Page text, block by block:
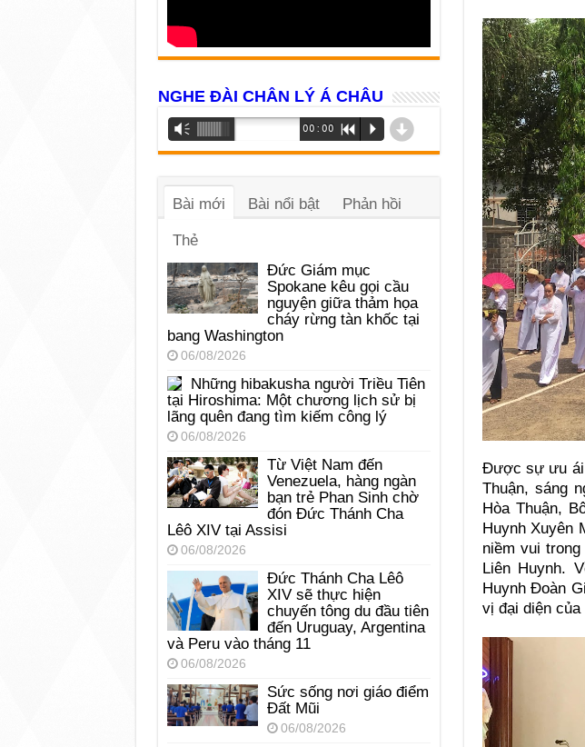
Được sự ưu ái
Thuận, sáng
Hòa Thuận,
Huynh Xuyên
niềm vui
Liên Huynh.
Huynh Đoàn
vị đại diện của
NGHE ĐÀI CHÂN LÝ Á CHÂU
Trình
phát
âm
Vm 00:00 R P d
Bài mới Bài nổi bật Phản hồi
Thẻ
Đức Giám mục
Spokane kêu gọi cầu
nguyện giữa thảm họa
cháy rừng tàn khốc tại
bang Washington
06/08/2026
Những hibakusha người Triều Tiên
tại Hiroshima: Một chương lịch sử bị
lãng quên đang tìm kiếm công lý
06/08/2026
Từ Việt Nam đến
Venezuela, hàng ngàn
bạn trẻ Phan Sinh chờ
đón Đức Thánh Cha
Lêô XIV tại Assisi
06/08/2026
Đức Thánh Cha Lêô
XIV sẽ thực hiện
chuyến tông du đầu tiên
đến Uruguay, Argentina
và Peru vào tháng 11
06/08/2026
Sức sống nơi giáo điểm
Đất Mũi
06/08/2026